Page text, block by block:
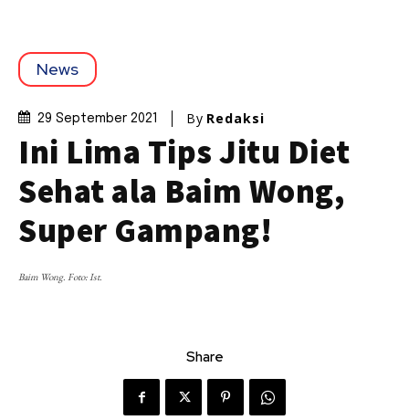
News
29 September 2021 By Redaksi
Ini Lima Tips Jitu Diet
Sehat ala Baim Wong,
Super Gampang!
Baim Wong. Foto: Ist.
Share